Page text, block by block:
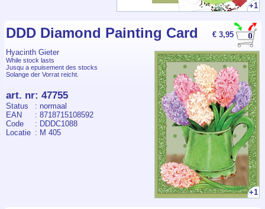
+1
€ 3,95
DDD Diamond Painting Card
Hyacinth Gieter
+1
While stock lasts
Jusqu a epuisement des stocks
Solange der Vorrat reicht.
art. nr: 47755
Status
: normaal
EAN
: 8718715108592
Code
: DDDC1088
Locatie : M 405